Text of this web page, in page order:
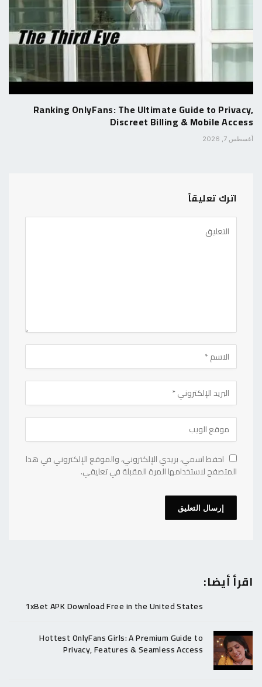
Ranking OnlyFans: The Ultimate Guide to Privacy,
Discreet Billing & Mobile Access
أغسطس 7, 2026
اترك تعليقاً
احفظ اسمي، بريدي الإلكتروني، والموقع الإلكتروني في هذا
المتصفح لاستخدامها المرة المقبلة في تعليقي.
اقرأ أيضا:
1xBet APK Download Free in the United States
Hottest OnlyFans Girls: A Premium Guide to
Privacy, Features & Seamless Access